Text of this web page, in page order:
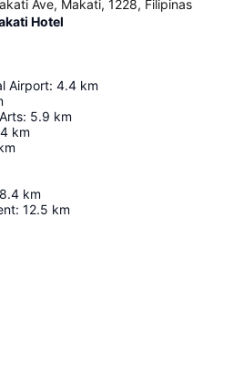
Ave, Makati, 1228, Filipinas
Hotel
Airport: 4.4 km
: 5.9 km
km
8.4 km
: 12.5 km